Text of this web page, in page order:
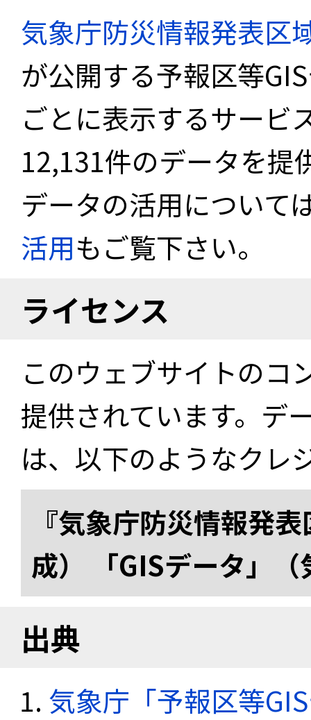
気象庁防災情報発表区
が公開する予報区等
ごとに表示するサービ
12,131件のデータを提
データの活用について
活用もご覧下さい。
ライセンス
このウェブサイトのコ
提供されています。デ
は、以下のようなクレ
『気象庁防災情報発
成） 「GISデータ」
出典
気象庁「予報区等